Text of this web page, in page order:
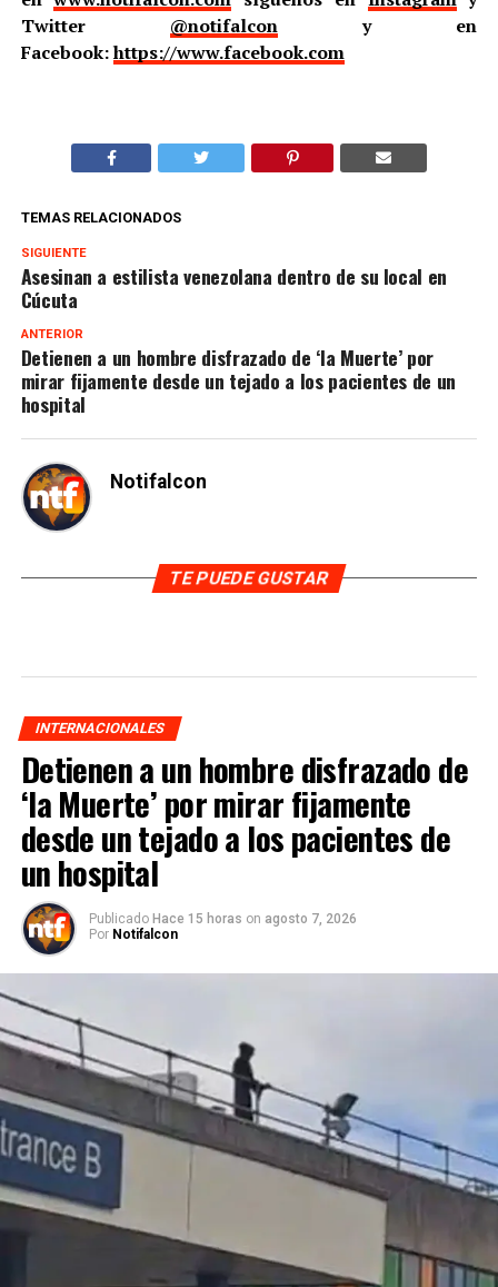
Twitter @notifalcony en
Facebook:https://www.facebook.com
TEMAS RELACIONADOS
SIGUIENTE
Asesinan a estilista venezolana dentro de su local en
Cúcuta
ANTERIOR
Detienen a un hombre disfrazado de ‘la Muerte’ por
mirar fijamente desde un tejado a los pacientes de un
hospital
Notifalcon
TE PUEDE GUSTAR
INTERNACIONALES
Detienen a un hombre disfrazado de
‘la Muerte’ por mirar fijamente
desde un tejado a los pacientes de
un hospital
Publicado Hace 15 horas on agosto 7, 2026
Por Notifalcon